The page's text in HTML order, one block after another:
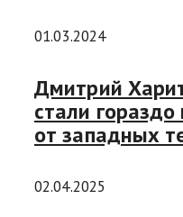
01.03.2024
Дмитрий
стали
от западных
02.04.2025